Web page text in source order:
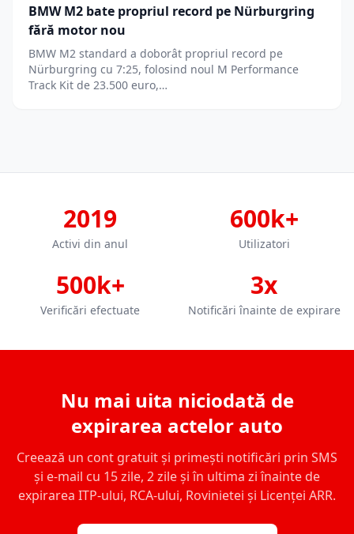
BMW M2 bate propriul record pe Nürburgring
fără motor nou
BMW M2 standard a doborât propriul record pe
Nürburgring cu 7:25, folosind noul M Performance
Track Kit de 23.500 euro,…
2019
Activi din anul
600k+
Utilizatori
500k+
Verificări efectuate
3x
Notificări înainte de expirare
Nu mai uita niciodată de
expirarea actelor auto
Creează un cont gratuit și primești notificări prin SMS
și e-mail cu 15 zile, 2 zile și în ultima zi înainte de
expirarea ITP-ului, RCA-ului, Rovinietei și Licenței ARR.